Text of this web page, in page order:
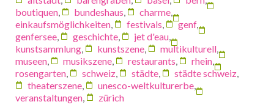
boutiquen, bundeshaus, charme,
einkaufsmöglichkeiten, festivals, genf,
genfersee, geschichte, jet d'eau,
kunstsammlung, kunstszene, multikulturell,
museen, musikszene, restaurants, rhein,
rosengarten, schweiz, städte, städte schweiz,
theaterszene, unesco-weltkulturerbe,
veranstaltungen, zürich